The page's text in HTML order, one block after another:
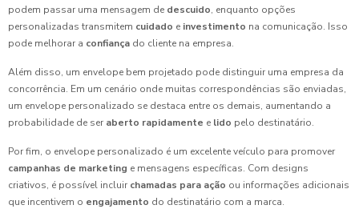
podem passar uma mensagem de descuido, enquanto opções
personalizadas transmitem cuidado e investimento na comunicação. Isso
pode melhorar a confiança do cliente na empresa.
Além disso, um envelope bem projetado pode distinguir uma empresa da
concorrência. Em um cenário onde muitas correspondências são enviadas,
um envelope personalizado se destaca entre os demais, aumentando a
probabilidade de ser aberto rapidamente e lido pelo destinatário.
Por fim, o envelope personalizado é um excelente veículo para promover
campanhas de marketing e mensagens específicas. Com designs
criativos, é possível incluir chamadas para ação ou informações adicionais
que incentivem o engajamento do destinatário com a marca.